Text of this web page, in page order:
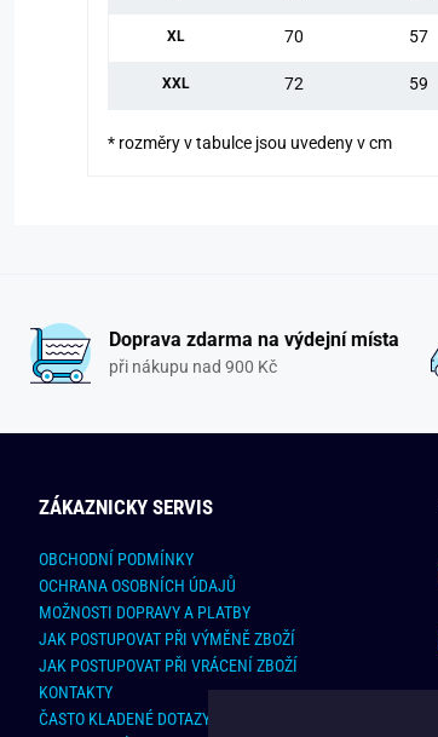
XL 70 57
XXL 72 59
* rozměry v tabulce jsou uvedeny v cm
Doprava zdarma na výdejní místa
při nákupu nad 900 Kč
ZÁKAZNICKY SERVIS
OBCHODNÍ PODMÍNKY
OCHRANA OSOBNÍCH ÚDAJŮ
MOŽNOSTI DOPRAVY A PLATBY
JAK POSTUPOVAT PŘI VÝMĚNĚ ZBOŽÍ
JAK POSTUPOVAT PŘI VRÁCENÍ ZBOŽÍ
KONTAKTY
ČASTO KLADENÉ DOTAZY